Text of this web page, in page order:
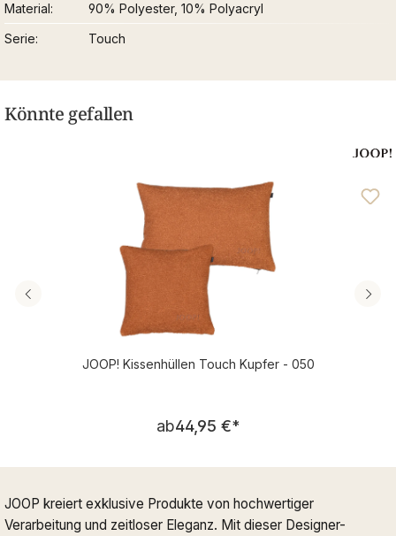
Material
90% Polyester, 10% Polyacryl
Serie
Touch
Könnte gefallen
JOOP! Kissenhüllen Touch Kupfer - 050
Regulärer Preis:
ab44,95 €*
JOOP kreiert exklusive Produkte von hochwertiger
Verarbeitung und zeitloser Eleganz. Mit dieser Designer-